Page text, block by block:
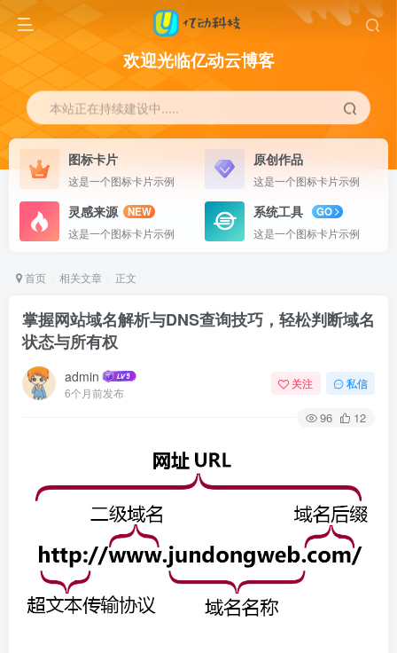
欢迎光临亿动云博客
本站正在持续建设中.....
图标卡片
这是一个图标卡片示例
原创作品
这是一个图标卡片示例
灵感来源
NEW
这是一个图标卡片示例
系统工具
GO
这是一个图标卡片示例
首页 相关文章 正文
掌握网站域名解析与DNS查询技巧，轻松判断域名
状态与所有权
admin
6个月前发布
关注 私信
96 12